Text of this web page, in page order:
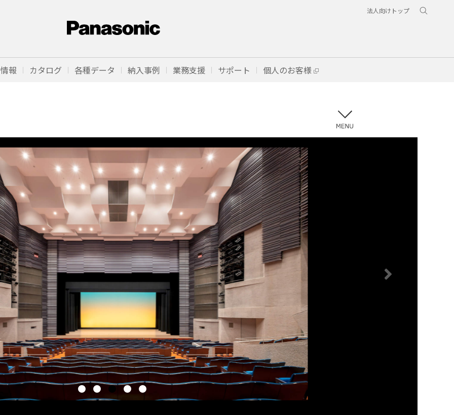
法人向けトップ
報 カタログ 各種データ 納入事例 業務支援 サポート 個人のお客様